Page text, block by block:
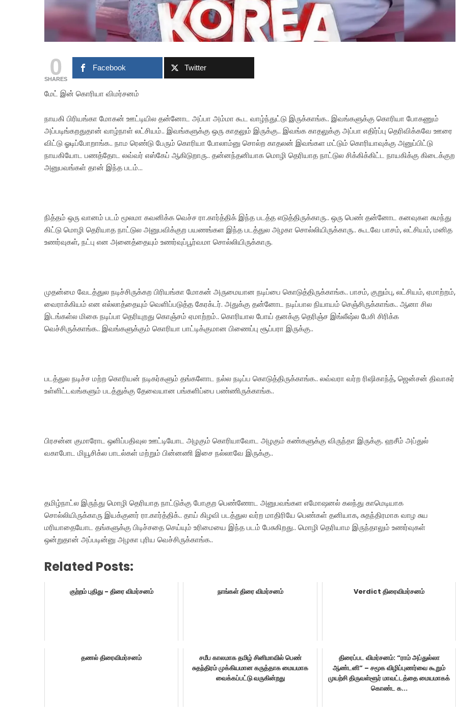
0
SHARES
Facebook Twitter
மேட் இன் கொரியா விமர்சனம்
நாயகி பிரியங்கா மோகன் ஊட்டியில தன்னோட அப்பா அம்மா கூட வாழ்ந்துட்டு இருக்காங்க.. இவங்களுக்கு கொரியா போகணும்
அப்படிங்கறதுதான் வாழ்நாள் லட்சியம்.. இவங்களுக்கு ஒரு காதலும் இருக்கு.. இவங்க காதலுக்கு அப்பா எதிர்ப்பு தெரிவிக்கவே ஊரை
விட்டு ஓடிப்போறாங்க.. நாம ரெண்டு பேரும் கொரியா போலாம்னு சொல்ற காதலன் இவங்கள மட்டும் கொரியாவுக்கு அனுப்பிட்டு
நாயகியோட பணத்தோட லவ்வர் எஸ்கேப் ஆகிடுறாரு.. தன்னந்தனியாக மொழி தெரியாத நாட்டுல சிக்கிக்கிட்ட நாயகிக்கு கிடைக்குற
அனுபவங்கள் தான் இந்த படம்…
நித்தம் ஒரு வானம் படம் மூலமா கவனிக்க வெச்ச ரா.கார்த்திக் இந்த படத்த எடுத்திருக்காரு.. ஒரு பெண் தன்னோட கனவுகள சுமந்து
கிட்டு மொழி தெரியாத நாட்டுல அனுபவிக்குற பயணங்கள இந்த படத்துல அழகா சொல்லியிருக்காரு.. கூடவே பாசம், லட்சியம், மனித
உணர்வுகள், நட்பு என அனைத்தையும் உணர்வுப்பூர்வமா சொல்லியிருக்காரு.
முதன்மை வேடத்துல நடிச்சிருக்கற பிரியங்கா மோகன் அருமையான நடிப்பை கொடுத்திருக்காங்க.. பாசம், குறும்பு, லட்சியம், ஏமாற்றம்,
வைராக்கியம் என எல்லாத்தையும் வெளிப்படுத்த கேரக்டர்.‌ அதுக்கு தன்னோட நடிப்பால நியாயம் செஞ்சிருக்காங்க.. ஆனா சில
இடங்கள்ல மிகை நடிப்பா தெரியுறது கொஞ்சம் ஏமாற்றம்.. கொரியால போய் தனக்கு தெரிஞ்ச இங்லீஷ்ல பேசி சிரிக்க
வெச்சிருக்காங்க.. இவங்களுக்கும் கொரியா பாட்டிக்குமான பிணைப்பு சூப்பரா இருக்கு..
படத்துல நடிச்ச மற்ற கொரியன் நடிகர்களும் தங்களோட நல்ல நடிப்ப கொடுத்திருக்காங்க.. லவ்வரா வர்ற ரிஷிகாந்த், ஜென்சன் திவாகர்
உள்ளிட்டவங்களும் படத்துக்கு தேவையான பங்களிப்பை பண்ணிருக்காங்க..
பிரசன்ன குமாரோட ஒளிப்பதிவுல ஊட்டியோட அழகும் கொரியாவோட அழகும் கண்களுக்கு விருந்தா இருக்கு. ஹசீம் அப்துல்
வகாபோட மியூசிக்ல பாடல்கள் மற்றும் பின்னணி இசை நல்லாவே இருக்கு..
தமிழ்நாட்ல இருந்து மொழி தெரியாத நாட்டுக்கு போகுற பெண்ணோட அனுபவங்கள எமோஷனல் கலந்து காமெடியாக
சொல்லியிருக்காரு இயக்குனர் ரா.கார்த்திக்.. தாய் கிழவி படத்துல வர்ற மாதிரியே பெண்கள் தனியாக, சுதந்திரமாக வாழ சுய
மரியாதையோட தங்களுக்கு பிடிச்சதை செய்யும் உரிமையை இந்த படம் பேசுகிறது.. மொழி தெரியாம இருந்தாலும் உணர்வுகள்
ஒன்றுதான் அப்படின்னு அழகா புரிய வெச்சிருக்காங்க..
Related Posts:
குற்றம் புதிது - திரை விமர்சனம் நாங்கள் திரை விமர்சனம் Verdict திரைவிமர்சனம்
தணல் திரைவிமர்சனம்
சமீப காலமாக தமிழ் சினிமாவில் பெண்
சுதந்திரம் முக்கியமான கருத்தாக மையமாக
வைக்கப்பட்டு வருகின்றது
திரைப்பட விமர்சனம்: “ராம் அப்துல்லா
ஆண்டனி” – சமூக விழிப்புணர்வை கூறும்
முயற்சி திருவள்ளூர் மாவட்டத்தை மையமாகக்
கொண்ட க...